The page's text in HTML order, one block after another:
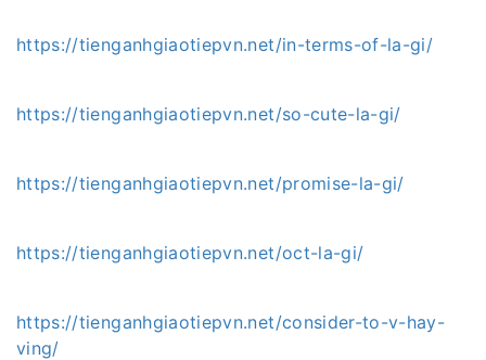
https://tienganhgiaotiepvn.net/in-terms-of-la-gi/
https://tienganhgiaotiepvn.net/so-cute-la-gi/
https://tienganhgiaotiepvn.net/promise-la-gi/
https://tienganhgiaotiepvn.net/oct-la-gi/
https://tienganhgiaotiepvn.net/consider-to-v-hay-
ving/